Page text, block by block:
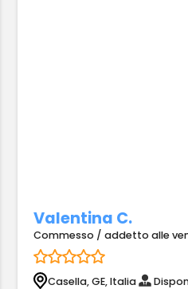
Valentina C.
Commesso / addetto alle
Casella, GE, Italia